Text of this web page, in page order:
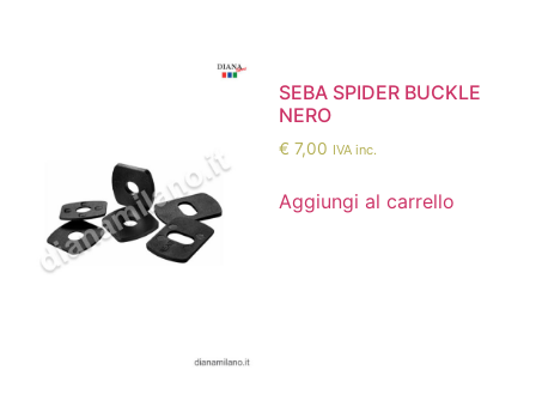
SEBA SPIDER BUCKLE
NERO
€ 7,00 IVA inc.
Aggiungi al carrello